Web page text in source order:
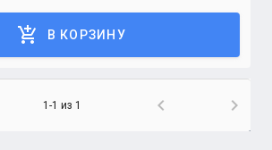
add_shopping_cart В КОРЗИНУ
1-1 из 1 chevron_left chevron_right